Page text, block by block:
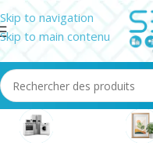
Skip to navigation
Skip to main contenu